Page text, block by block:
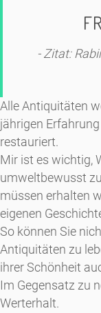
- Zitat:
Alle Antiquitäten
jährigen
restauriert.
Mir ist es wichtig,
umweltbewusst
müssen erhalten
eigenen
So können Sie
Antiquitäten zu
ihrer Schönheit
Im Gegensatz zu
Werterhalt.